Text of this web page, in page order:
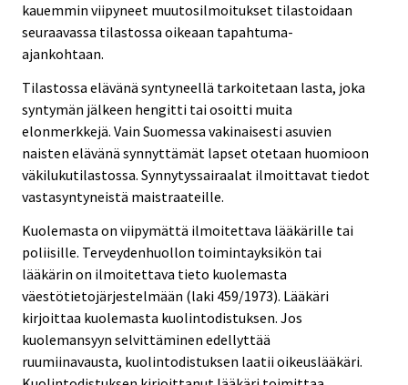
kauemmin viipyneet muutosilmoitukset tilastoidaan
seuraavassa tilastossa oikeaan tapahtuma-
ajankohtaan.
Tilastossa elävänä syntyneellä tarkoitetaan lasta, joka
syntymän jälkeen hengitti tai osoitti muita
elonmerkkejä. Vain Suomessa vakinaisesti asuvien
naisten elävänä synnyttämät lapset otetaan huomioon
väkilukutilastossa. Synnytyssairaalat ilmoittavat tiedot
vastasyntyneistä maistraateille.
Kuolemasta on viipymättä ilmoitettava lääkärille tai
poliisille. Terveydenhuollon toimintayksikön tai
lääkärin on ilmoitettava tieto kuolemasta
väestötietojärjestelmään (laki 459/1973). Lääkäri
kirjoittaa kuolemasta kuolintodistuksen. Jos
kuolemansyyn selvittäminen edellyttää
ruumiinavausta, kuolintodistuksen laatii oikeuslääkäri.